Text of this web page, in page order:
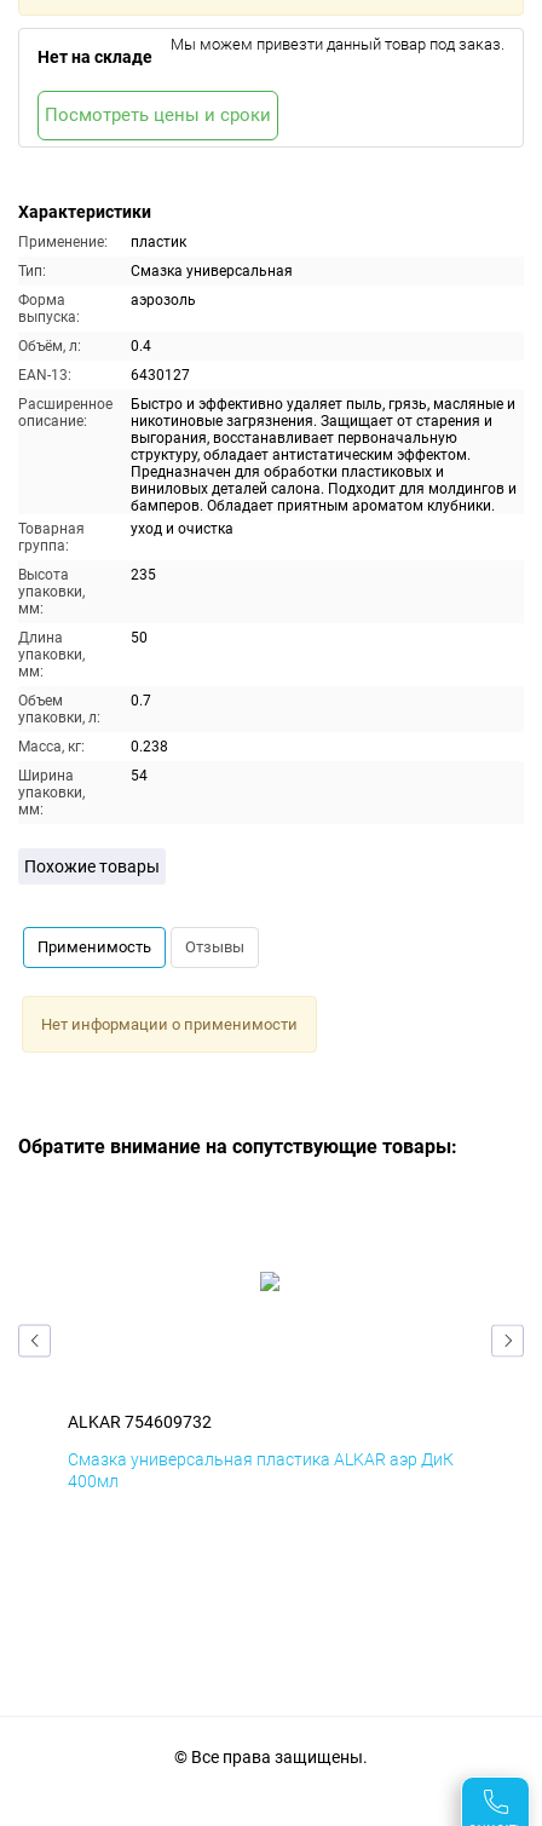
Характеристики
Применение:
пластик
Тип:
Смазка универсальная
Форма
выпуска:
аэрозоль
Объём, л:
0.4
EAN-13:
6430127
Расширенное
описание:
Быстро и эффективно удаляет пыль, грязь, масляные и
никотиновые загрязнения. Защищает от старения и
выгорания, восстанавливает первоначальную
структуру, обладает антистатическим эффектом.
Предназначен для обработки пластиковых и
виниловых деталей салона. Подходит для молдингов и
бамперов. Обладает приятным ароматом клубники.
Товарная
группа:
уход и очистка
Высота
упаковки,
мм:
235
Длина
упаковки,
мм:
50
Объем
упаковки, л:
0.7
Масса, кг:
0.238
Ширина
упаковки,
мм:
54
Нет на складе
Мы можем привезти данный товар под заказ.
Посмотреть цены и сроки
Похожие товары
Применимость Отзывы
Нет информации о применимости
Обратите внимание на сопутствующие товары:
ALKAR 754609732
Смазка универсальная пластика ALKAR аэр ДиК
400мл
© Все права защищены.